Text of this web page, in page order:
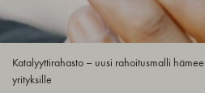
Katalyyttirahasto – uusi rahoitusmalli
yrityksille